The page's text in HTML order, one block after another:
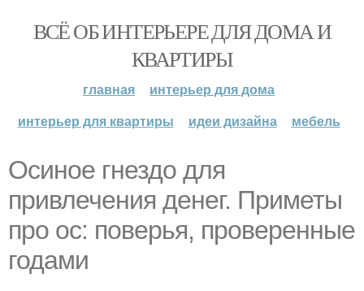
ВСЁ ОБ ИНТЕРЬЕРЕ ДЛЯ ДОМА И
КВАРТИРЫ
главная
интерьер для дома
интерьер для квартиры
идеи дизайна мебель
Осиное гнездо для
привлечения денег. Приметы
про ос: поверья, проверенные
годами